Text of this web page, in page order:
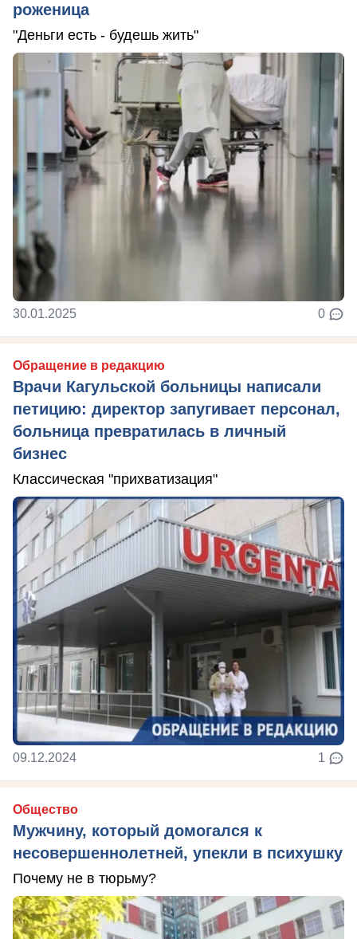
роженица
"Деньги есть - будешь жить"
30.01.2025 0
Обращение в редакцию
Врачи Кагульской больницы написали
петицию: директор запугивает персонал,
больница превратилась в личный
бизнес
Классическая "прихватизация"
09.12.2024 1
Общество
Мужчину, который домогался к
несовершеннолетней, упекли в психушку
Почему не в тюрьму?